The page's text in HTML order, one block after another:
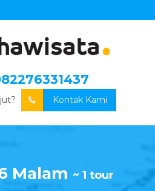
Kontak Kami
Malam ~ 1 tour